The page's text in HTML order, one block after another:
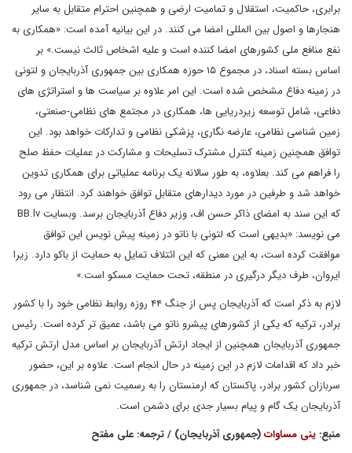
برابری، حاکمیت، استقلال و تمامیت ارضی و همچنین احترام متقابل به سایر
هنجارها و اصول بین المللی امضا می کنند. در این بیانیه آمده است: «همکاری به
نفع منافع ملی کشورهای امضا کننده است و علیه اشخاص ثالث نیست.» بر
اساس بسته اسناد، در مجموع ۱۵ حوزه همکاری بین جمهوری آذربایجان و لتونی
در زمینه دفاع مشخص شده است. این امر علاوه بر سیاست ها و استراتژی های
دفاعی، شامل توسعه زیردریایی ها، همکاری در مجتمع های نظامی-صنعتی،
زمین شناسی نظامی، عارضه نگاری، پزشکی نظامی و تدارکات خواهد بود. این
توافق همچنین زمینه کنترل مشترک تسلیحات و مشارکت در عملیات حفظ صلح
را فراهم می کند. بعلاوه، به طور سالانه یک برنامه عملیاتی برای همکاری تدوین
خواهد شد و طرفین در مورد دیدارهای متقابل توافق خواهند کرد. انتظار می رود
که این سند به امضای ذاکر حسن اف، وزیر دفاع آذربایجان برسد. وبسایت BB.lv
می نویسد: «بدیهی است که لتونی با ناتو در زمینه پیش نویس این توافق
موافقت کرده است، به این معنی که این ائتلاف تمایل به حمایت از باکو دارد. زیرا
ایروان، طرف دیگر درگیری در منطقه، تحت حمایت مسکو است.»
لازم به ذکر است که آذربایجان پس از جنگ ۴۴ روزه روابط نظامی خود را با کشور
برادر، ترکیه که یکی از کشورهای پیشرو ناتو می باشد، عمیق تر کرده است. رئیس
جمهوری آذربایجان همچنین از ایجاد ارتش آذربایجان بر اساس مدل ارتش ترکیه
خبر داد که اقدامات لازم در این زمینه در حال انجام است. علاوه بر این، حضور
سربازان کشور برادر، پاکستان که ارمنستان را به رسمیت نمی شناسد، در جمهوری
آذربایجان یک گام و پیام بسیار جدی برای دشمن است.
منبع: ینی مساوات(جمهوری آذربایجان) / ترجمه: علی مفتح